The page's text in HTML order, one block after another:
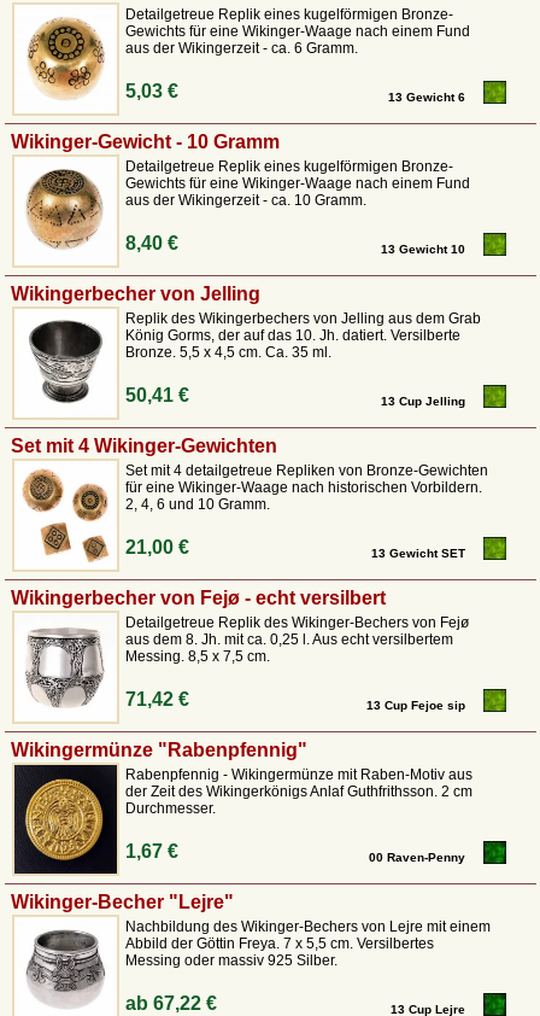
Detailgetreue Replik eines kugelförmigen Bronze-
Gewichts für eine Wikinger-Waage nach einem Fund
aus der Wikingerzeit - ca. 6 Gramm.
5,03 € 13 Gewicht 6
Wikinger-Gewicht - 10 Gramm
Detailgetreue Replik eines kugelförmigen Bronze-
Gewichts für eine Wikinger-Waage nach einem Fund
aus der Wikingerzeit - ca. 10 Gramm.
8,40 € 13 Gewicht 10
Wikingerbecher von Jelling
Replik des Wikingerbechers von Jelling aus dem Grab
König Gorms, der auf das 10. Jh. datiert. Versilberte
Bronze. 5,5 x 4,5 cm. Ca. 35 ml.
50,41 € 13 Cup Jelling
Set mit 4 Wikinger-Gewichten
Set mit 4 detailgetreue Repliken von Bronze-Gewichten
für eine Wikinger-Waage nach historischen Vorbildern.
2, 4, 6 und 10 Gramm.
21,00 € 13 Gewicht SET
Wikingerbecher von Fejø - echt versilbert
Detailgetreue Replik des Wikinger-Bechers von Fejø
aus dem 8. Jh. mit ca. 0,25 l. Aus echt versilbertem
Messing. 8,5 x 7,5 cm.
71,42 € 13 Cup Fejoe sip
Wikingermünze "Rabenpfennig"
Rabenpfennig - Wikingermünze mit Raben-Motiv aus
der Zeit des Wikingerkönigs Anlaf Guthfrithsson. 2 cm
Durchmesser.
1,67 € 00 Raven-Penny
Wikinger-Becher "Lejre"
Nachbildung des Wikinger-Bechers von Lejre mit einem
Abbild der Göttin Freya. 7 x 5,5 cm. Versilbertes
Messing oder massiv 925 Silber.
ab67,22 € 13 Cup Lejre